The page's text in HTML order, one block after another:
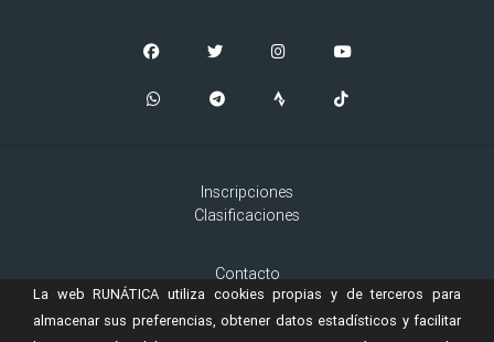
Inscripciones
Clasificaciones
Contacto
Aviso Legal
Cookies
La web RUNÁTICA utiliza cookies propias y de terceros para
almacenar sus preferencias, obtener datos estadísticos y facilitar